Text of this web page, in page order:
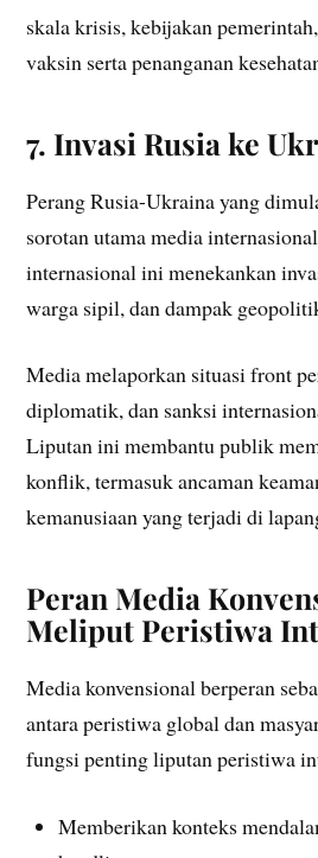
skala krisis, kebijakan
vaksin serta penanganan
7. Invasi Rusia ke
Perang Rusia-Ukraina yang
sorotan utama media
internasional ini menekankan
warga sipil, dan dampak
Media melaporkan situasi front
diplomatik, dan sanksi
Liputan ini membantu publik
konflik, termasuk ancaman
kemanusiaan yang terjadi di
Peran Media
Meliput Peristiwa
Media konvensional berperan
antara peristiwa global dan
fungsi penting liputan peristiwa
Memberikan konteks